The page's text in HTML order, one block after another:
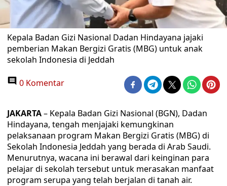
Kepala Badan Gizi Nasional Dadan Hindayana jajaki
pemberian Makan Bergizi Gratis (MBG) untuk anak
sekolah Indonesia di Jeddah
0 Komentar
JAKARTA– Kepala Badan Gizi Nasional (BGN), Dadan
Hindayana, tengah menjajaki kemungkinan
pelaksanaan program Makan Bergizi Gratis (MBG) di
Sekolah Indonesia Jeddah yang berada di Arab Saudi.
Menurutnya, wacana ini berawal dari keinginan para
pelajar di sekolah tersebut untuk merasakan manfaat
program serupa yang telah berjalan di tanah air.